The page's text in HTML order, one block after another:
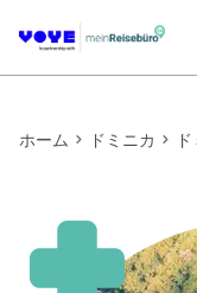
ホーム ドミニカ